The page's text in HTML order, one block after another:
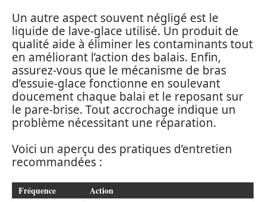
Un autre aspect souvent négligé est le
liquide de lave-glace utilisé. Un produit de
qualité aide à éliminer les contaminants tout
en améliorant l’action des balais. Enfin,
assurez-vous que le mécanisme de bras
d’essuie-glace fonctionne en soulevant
doucement chaque balai et le reposant sur
le pare-brise. Tout accrochage indique un
problème nécessitant une réparation.
Voici un aperçu des pratiques d’entretien
recommandées :
Fréquence Action